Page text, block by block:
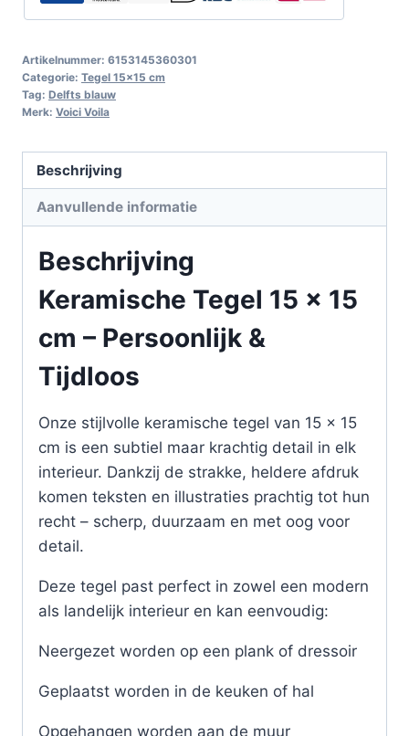
Artikelnummer: 6153145360301
Categorie: Tegel 15x15 cm
Tag: Delfts blauw
Merk: Voici Voila
Beschrijving
Aanvullende informatie
Beschrijving
Keramische Tegel 15 x 15
cm – Persoonlijk &
Tijdloos
Onze stijlvolle keramische tegel van 15 x 15
cm is een subtiel maar krachtig detail in elk
interieur. Dankzij de strakke, heldere afdruk
komen teksten en illustraties prachtig tot hun
recht – scherp, duurzaam en met oog voor
detail.
Deze tegel past perfect in zowel een modern
als landelijk interieur en kan eenvoudig:
Neergezet worden op een plank of dressoir
Geplaatst worden in de keuken of hal
Opgehangen worden aan de muur